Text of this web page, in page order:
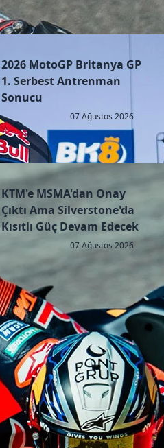
2026 MotoGP Britanya GP
1. Serbest Antrenman
Sonucu
07 Ağustos 2026
KTM'e MSMA'dan Onay
Çıktı Ama Silverstone'da
Kısıtlı Güç Devam Edecek
07 Ağustos 2026